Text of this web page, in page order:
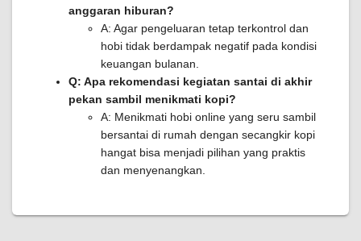
anggaran hiburan?
A: Agar pengeluaran tetap terkontrol dan
hobi tidak berdampak negatif pada kondisi
keuangan bulanan.
Q: Apa rekomendasi kegiatan santai di akhir
pekan sambil menikmati kopi?
A: Menikmati hobi online yang seru sambil
bersantai di rumah dengan secangkir kopi
hangat bisa menjadi pilihan yang praktis
dan menyenangkan.